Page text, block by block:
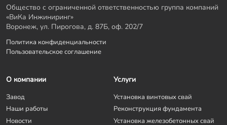
Общество с ограниченной ответственностью группа компаний
«ВиКа Инжиниринг»
Воронеж, ул. Пирогова, д. 87Б, оф. 202/7
Политика конфиденциальности
Пользовательское соглашение
О компании
Завод
Наши работы
Новости
Услуги
Установка винтовых свай
Реконструкция фундамента
Установка железобетонных свай